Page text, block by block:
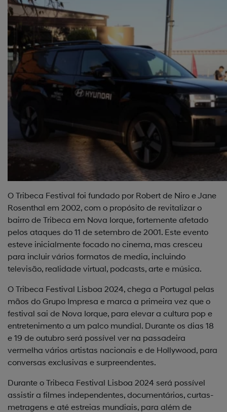
O Tribeca Festival foi fundado por Robert de Niro e Jane
Rosenthal em 2002, com o propósito de revitalizar o
bairro de Tribeca em Nova Iorque, fortemente afetado
pelos ataques do 11 de setembro de 2001. Este evento
esteve inicialmente focado no cinema, mas cresceu
para incluir vários formatos de media, incluindo
televisão, realidade virtual, podcasts, arte e música.
O Tribeca Festival Lisboa 2024, chega a Portugal pelas
mãos do Grupo Impresa e marca a primeira vez que o
festival sai de Nova Iorque, para elevar a cultura pop e
entretenimento a um palco mundial. Durante os dias 18
e 19 de outubro será possível ver na passadeira
vermelha vários artistas nacionais e de Hollywood, para
conversas exclusivas e surpreendentes.
Durante o Tribeca Festival Lisboa 2024 será possível
assistir a filmes independentes, documentários, curtas-
metragens e até estreias mundiais, para além de